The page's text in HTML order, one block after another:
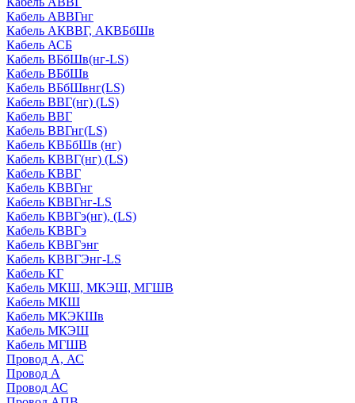
Кабель АВВГнг
Кабель АКВВГ, АКВБбШв
Кабель АСБ
Кабель ВБбШв(нг-LS)
Кабель ВБбШв
Кабель ВБбШвнг(LS)
Кабель ВВГ(нг) (LS)
Кабель ВВГ
Кабель ВВГнг(LS)
Кабель КВБбШв (нг)
Кабель КВВГ(нг) (LS)
Кабель КВВГ
Кабель КВВГнг
Кабель КВВГнг-LS
Кабель КВВГэ(нг), (LS)
Кабель КВВГэ
Кабель КВВГэнг
Кабель КВВГЭнг-LS
Кабель КГ
Кабель МКШ, МКЭШ, МГШВ
Кабель МКШ
Кабель МКЭКШв
Кабель МКЭШ
Кабель МГШВ
Провод А, АС
Провод А
Провод АС